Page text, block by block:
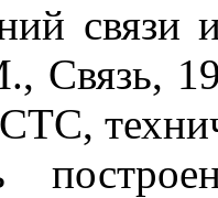
связи
Связь,